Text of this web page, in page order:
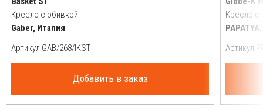
Кресло с обивкой
Gaber, Италия
Артикул:
Добавить в заказ
Кресло с
Артикул: